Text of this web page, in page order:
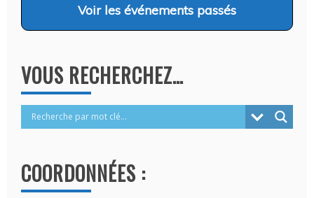
Voir les événements passés
VOUS RECHERCHEZ…
COORDONNÉES :